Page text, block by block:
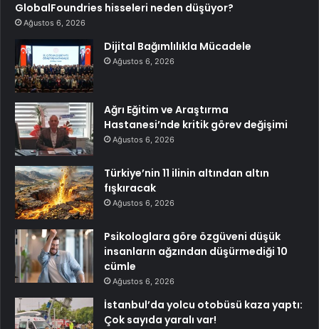
GlobalFoundries hisseleri neden düşüyor?
Ağustos 6, 2026
Dijital Bağımlılıkla Mücadele
Ağustos 6, 2026
Ağrı Eğitim ve Araştırma
Hastanesi’nde kritik görev değişimi
Ağustos 6, 2026
Türkiye’nin 11 ilinin altından altın
fışkıracak
Ağustos 6, 2026
Psikologlara göre özgüveni düşük
insanların ağzından düşürmediği 10
cümle
Ağustos 6, 2026
İstanbul’da yolcu otobüsü kaza yaptı:
Çok sayıda yaralı var!